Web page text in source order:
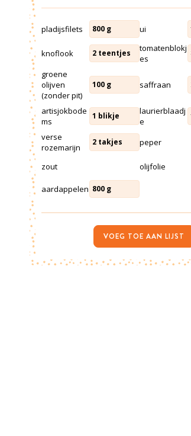
pladijsfilets 800 g ui
knoflook 2 teentjes
tomatenblokj
es
groene
olijven
(zonder pit)
100 g saffraan
artisjokbode
ms
1 blikje
laurierblaadj
e
verse
rozemarijn
2 takjes peper
zout olijfolie
aardappelen 800 g
VOEG TOE AAN LIJST